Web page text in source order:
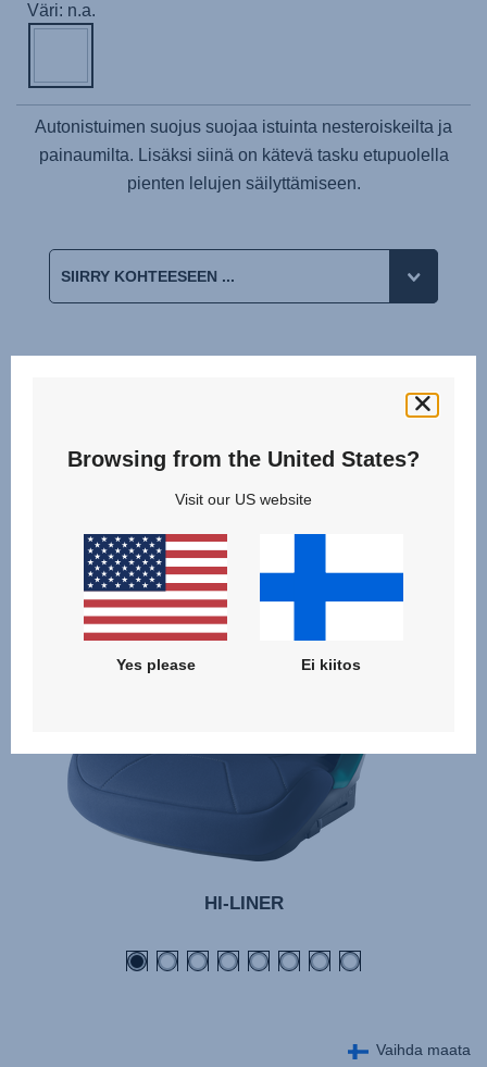
Väri: n.a.
Autonistuimen suojus suojaa istuinta nesteroiskeilta ja
painaumilta. Lisäksi siinä on kätevä tasku etupuolella
pienten lelujen säilyttämiseen.
Samankaltaiset tuotteet
10.23
05.24
HI-LINER
Vaihda maata
Browsing from the United States?
Visit our US website
Yes please Ei kiitos